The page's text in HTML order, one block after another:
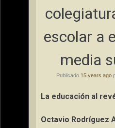
escolar a
media
Publicado 15 years ago
La educación al
Octavio Rodríguez